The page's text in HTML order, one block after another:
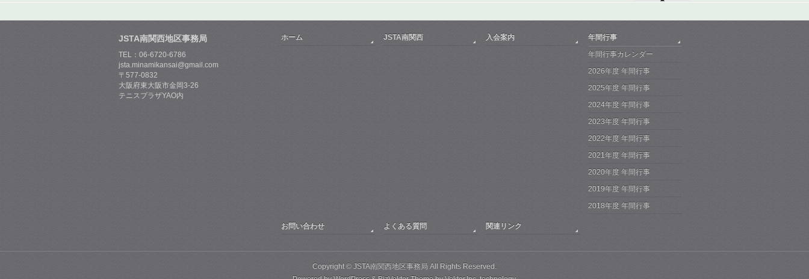
JSTA南関西地区事務局
TEL：06-6720-6786
jsta.minamikansai@gmail.com
〒577-0832
大阪府東大阪市金岡3-26
テニスプラザYAO内
ホーム JSTA南関西 入会案内
年間行事
年間行事カレンダー
2026年度 年間行事
2025年度 年間行事
2024年度 年間行事
2023年度 年間行事
2022年度 年間行事
2021年度 年間行事
2020年度 年間行事
2019年度 年間行事
2018年度 年間行事
お問い合わせ よくある質問 関連リンク
Copyright © JSTA南関西地区事務局 All Rights Reserved.